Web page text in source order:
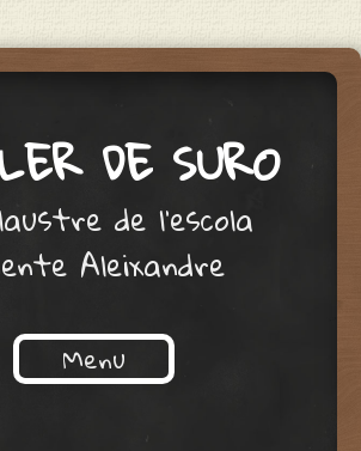
DE SURO
de l'escola
Aleixandre
Menu